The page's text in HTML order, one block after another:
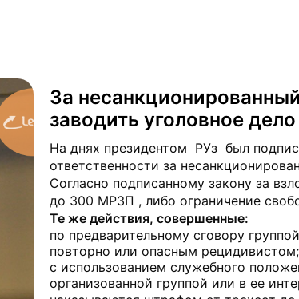
За
заводить уголовное дело
На днях президентом РУз был
ответственности за
Согласно подписанному закону за
до 300 МРЗП , либо ограничение
Те же действия, совершенные:
по предварительному сговору
повторно или опасным рецидивистом;
с использованием служебного
организованной группой или в ее